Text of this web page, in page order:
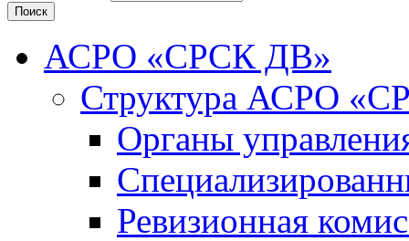
АСРО «СРСК ДВ»
Структура АСРО
Органы
Ревизионная